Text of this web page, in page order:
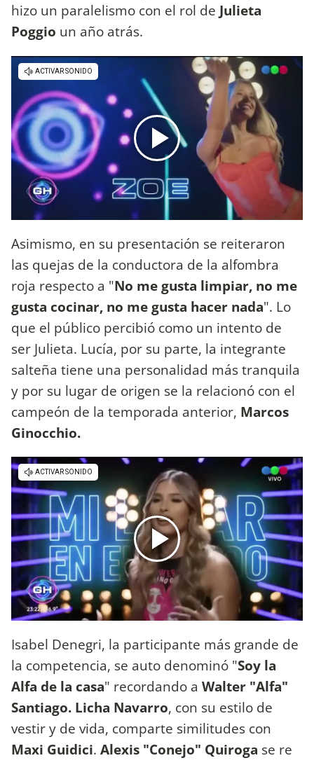
hizo un paralelismo con el rol de Julieta
Poggio un año atrás.
Asimismo, en su presentación se reiteraron
las quejas de la conductora de la alfombra
roja respecto a "No me gusta limpiar, no me
gusta cocinar, no me gusta hacer nada". Lo
que el público percibió como un intento de
ser Julieta. Lucía, por su parte, la integrante
salteña tiene una personalidad más tranquila
y por su lugar de origen se la relacionó con el
campeón de la temporada anterior, Marcos
Ginocchio.
Isabel Denegri, la participante más grande de
la competencia, se auto denominó "Soy la
Alfa de la casa" recordando a Walter "Alfa"
Santiago. Licha Navarro, con su estilo de
vestir y de vida, comparte similitudes con
Maxi Guidici. Alexis "Conejo" Quiroga se re